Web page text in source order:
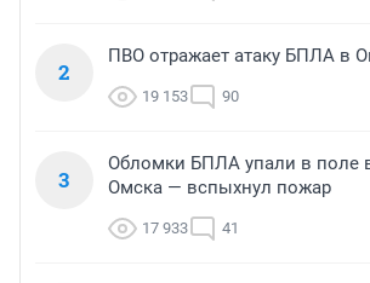
2
ПВО отражает атаку БПЛА в
19 153 90
3
Обломки БПЛА упали в поле
Омска — вспыхнул пожар
17 933 41